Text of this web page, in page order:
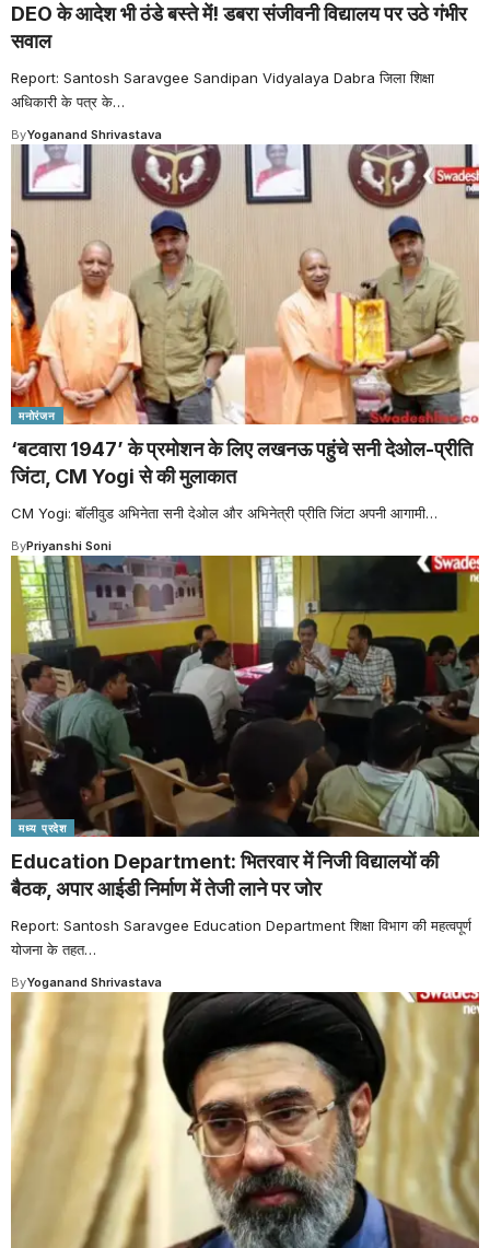
DEO के आदेश भी ठंडे बस्ते में! डबरा संजीवनी विद्यालय पर उठे गंभीर
सवाल
Report: Santosh Saravgee Sandipan Vidyalaya Dabra जिला शिक्षा
अधिकारी के पत्र के…
ByYoganand Shrivastava
मनोरंजन
‘बटवारा 1947’ के प्रमोशन के लिए लखनऊ पहुंचे सनी देओल-प्र‍ीति
जिंटा, CM Yogi से की मुलाकात
CM Yogi: बॉलीवुड अभिनेता सनी देओल और अभिनेत्री प्रीति जिंटा अपनी आगामी…
ByPriyanshi Soni
मध्य प्रदेश
Education Department: भितरवार में निजी विद्यालयों की
बैठक, अपार आईडी निर्माण में तेजी लाने पर जोर
Report: Santosh Saravgee Education Department शिक्षा विभाग की महत्वपूर्ण
योजना के तहत…
ByYoganand Shrivastava